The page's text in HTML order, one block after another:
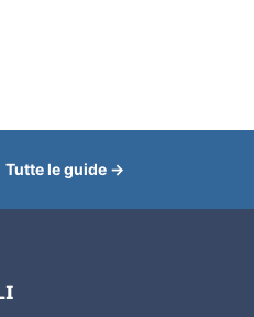
Tutte le guide →